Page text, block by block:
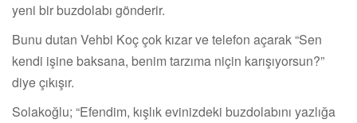
yeni bir buzdolabı gönderir.
Bunu dutan Vehbi Koç çok kızar ve telefon açarak “Sen
kendi işine baksana, benim tarzıma niçin karışıyorsun?”
diye çıkışır.
Solakoğlu; “Efendim, kışlık evinizdeki buzdolabını yazlığa